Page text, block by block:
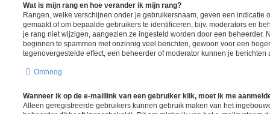
Wat is mijn rang en hoe verander ik mijn rang?
Rangen, welke verschijnen onder je gebruikersnaam, geven een indicatie
gemaakt of om bepaalde gebruikers te identificeren, bijv. moderators en
je rang niet wijzigen, aangezien ze ingesteld worden door een beheerder.
beginnen te spammen met onzinnig veel berichten, gewoon voor een
tegenovergestelde effect, een beheerder of moderator kunnen je berichten
Omhoog
Wanneer ik op de e-maillink van een gebruiker klik, moet ik me
Alleen geregistreerde gebruikers kunnen gebruik maken van het